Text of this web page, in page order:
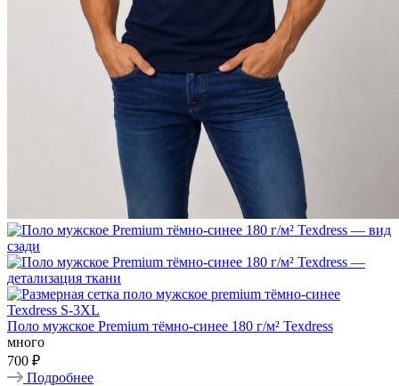
Поло мужское Premium тёмно-синее 180 г/м² Texdress
много
700 ₽
Подробнее